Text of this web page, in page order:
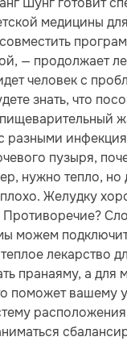
медицины
— продолжает
человек с
знать, что
разными
пузыря,
нужно тепло, но
Желудку
Противоречие?
можем
лекарство
пранаяму, а для
поможет вашему